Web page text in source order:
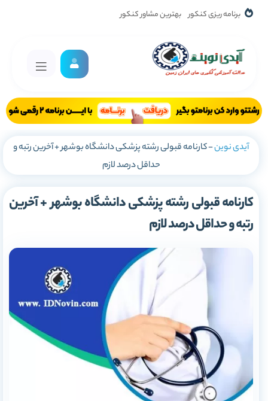
برنامه ریزی کنکور بهترین مشاور کنکور
آیدی نوین-کارنامه قبولی رشته پزشکی دانشگاه بوشهر + آخرین رتبه و
حداقل درصد لازم
کارنامه قبولی رشته پزشکی دانشگاه بوشهر + آخرین
رتبه و حداقل درصد لازم